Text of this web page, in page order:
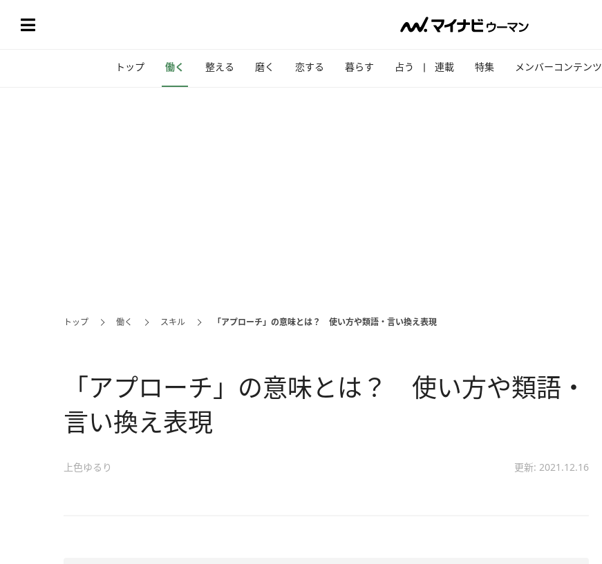
トップ 働く 整える 磨く 恋する 暮らす 占う 連載 特集 メンバーコンテンツ
トップ 働く スキル 「アプローチ」の意味とは？ 使い方や類語・言い換え表現
「アプローチ」の意味とは？ 使い方や類語・
言い換え表現
上色ゆるり 更新: 2021.12.16